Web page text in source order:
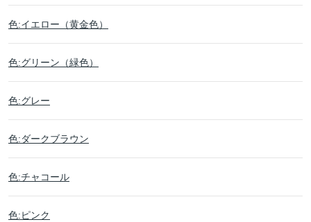
色:イエロー（黄金色）
色:グリーン（緑色）
色:グレー
色:ダークブラウン
色:チャコール
色:ピンク